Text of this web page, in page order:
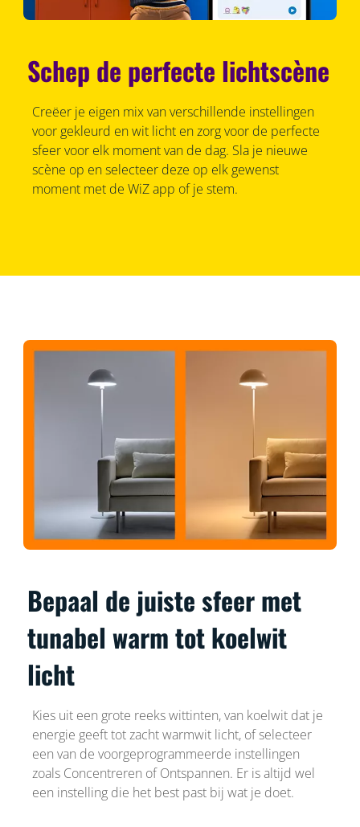
Schep de perfecte lichtscène
Creëer je eigen mix van verschillende instellingen
voor gekleurd en wit licht en zorg voor de perfecte
sfeer voor elk moment van de dag. Sla je nieuwe
scène op en selecteer deze op elk gewenst
moment met de WiZ app of je stem.
Bepaal de juiste sfeer met
tunabel warm tot koelwit
licht
Kies uit een grote reeks wittinten, van koelwit dat je
energie geeft tot zacht warmwit licht, of selecteer
een van de voorgeprogrammeerde instellingen
zoals Concentreren of Ontspannen. Er is altijd wel
een instelling die het best past bij wat je doet.